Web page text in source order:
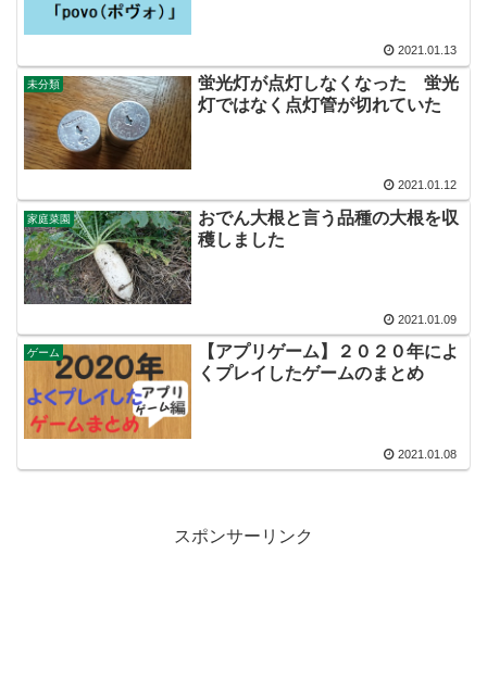
2021.01.13
未分類
蛍光灯が点灯しなくなった 蛍光
灯ではなく点灯管が切れていた
2021.01.12
家庭菜園
おでん大根と言う品種の大根を収
穫しました
2021.01.09
ゲーム
【アプリゲーム】２０２０年によ
くプレイしたゲームのまとめ
2021.01.08
スポンサーリンク